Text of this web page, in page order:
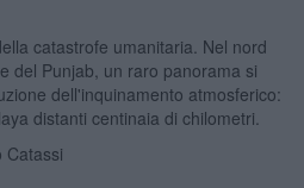
catastrofe umanitaria. Nel nord
del Punjab, un raro panorama si
dell'inquinamento atmosferico:
distanti centinaia di chilometri.
Catassi